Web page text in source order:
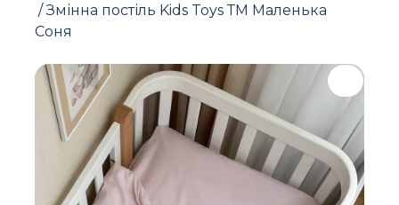
/ Змінна постіль Kids Toys ТМ Маленька
Соня